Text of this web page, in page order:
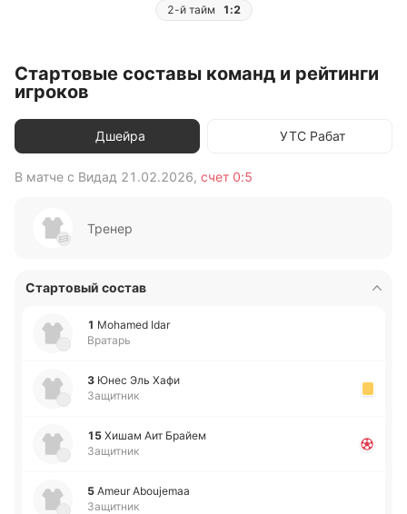
2-й тайм 1:2
Стартовые составы команд и рейтинги
игроков
Дшейра УТС Рабат
В матче с Видад 21.02.2026, счет 0:5
Тренер
Стартовый состав
1 Mohamed Idar
Вратарь
3 Юнес Эль Хафи
Защитник
15 Хишам Аит Брайем
Защитник
5 Ameur Aboujemaa
Защитник